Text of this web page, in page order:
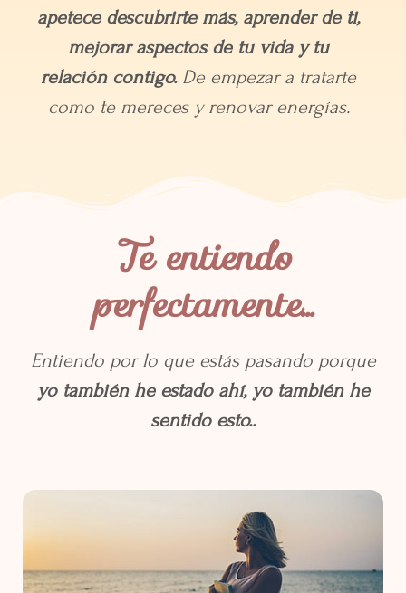
apetece descubrirte más, aprender de ti,
mejorar aspectos de tu vida y tu
relación contigo.De empezar a tratarte
como te mereces y renovar energías.
Te entiendo
perfectamente...
Entiendo por lo que estás pasando porque
yo también he estado ahí, yo también he
sentido esto..